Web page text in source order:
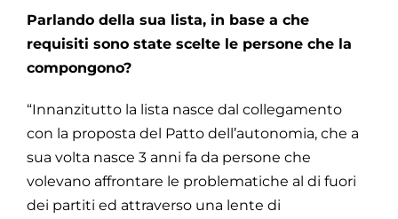
Parlando della sua lista, in base a che
requisiti sono state scelte le persone che la
compongono?
“Innanzitutto la lista nasce dal collegamento
con la proposta del Patto dell’autonomia, che a
sua volta nasce 3 anni fa da persone che
volevano affrontare le problematiche al di fuori
dei partiti ed attraverso una lente di